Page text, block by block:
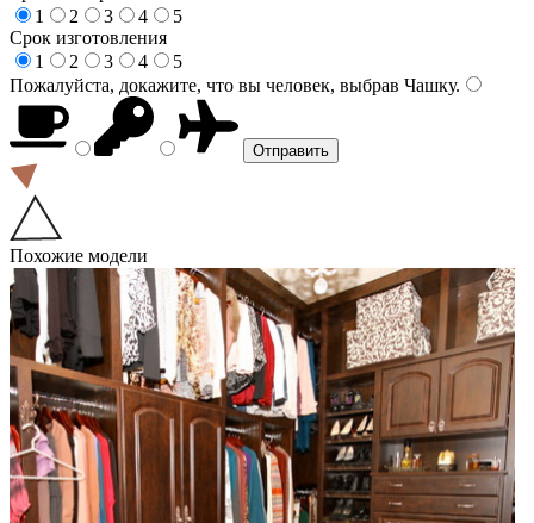
1
2 3 4
5
Срок изготовления
1
2 3 4
5
Пожалуйста, докажите, что вы человек, выбрав Чашку.
Похожие модели